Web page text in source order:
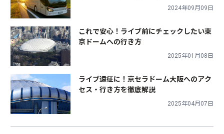
2024年09月09日
これで安心！ライブ前にチェックしたい東
京ドームへの行き方
2025年01月08日
ライブ遠征に！京セラドーム大阪へのアク
セス・行き方を徹底解説
2025年04月07日